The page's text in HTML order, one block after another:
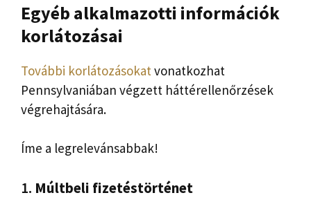
Egyéb alkalmazotti információk
korlátozásai
További korlátozásokat vonatkozhat
Pennsylvaniában végzett háttérellenőrzések
végrehajtására.
Íme a legrelevánsabbak!
1. Múltbeli fizetéstörténet